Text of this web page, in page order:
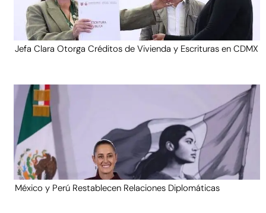
Jefa Clara Otorga Créditos de Vivienda y Escrituras en CDMX
México y Perú Restablecen Relaciones Diplomáticas